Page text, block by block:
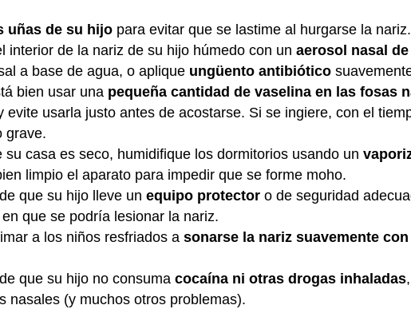
uñas de su hijo para evitar que se lastime al hurgarse la nariz.
interior de la nariz de su hijo húmedo con un aerosol nasal
a base de agua, o aplique ungüento antibiótico
bien usar una pequeña cantidad de vaselina en las fosas
evite usarla justo antes de acostarse. Si se ingiere, con el
grave.
su casa es seco, humidifique los dormitorios usando un
limpio el aparato para impedir que se forme moho.
que su hijo lleve un equipo protector o de seguridad
que se podría lesionar la nariz.
a los niños resfriados a sonarse la nariz suavemente
que su hijo no consuma cocaína ni otras drogas inhaladas
nasales (y muchos otros problemas).